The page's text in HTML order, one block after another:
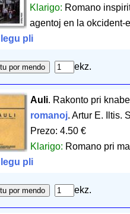
Klarigo: Romano
agentoj en la okcident-
legu pli
ekz.
Auli. Rakonto pri
romanoj. Artur E. Iltis.
Prezo: 4.50 €
Klarigo: Romano pri
legu pli
ekz.